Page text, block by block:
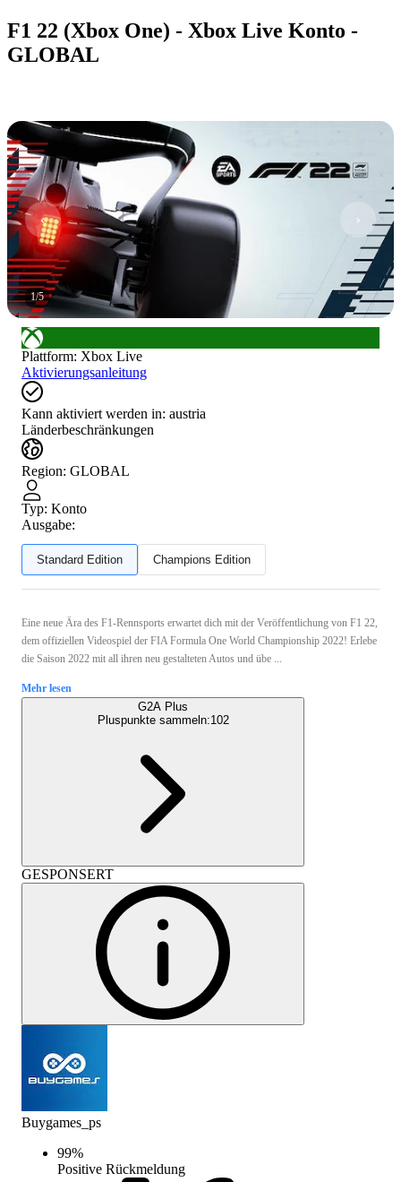
F1 22 (Xbox One) - Xbox Live Konto -
GLOBAL
1/5
Plattform: Xbox Live
Aktivierungsanleitung
Kann aktiviert werden in: austria
Länderbeschränkungen
Region: GLOBAL
Typ: Konto
Ausgabe:
Standard Edition Champions Edition
Eine neue Ära des F1-Rennsports erwartet dich mit der Veröffentlichung von F1 22,
dem offiziellen Videospiel der FIA Formula One World Championship 2022! Erlebe
die Saison 2022 mit all ihren neu gestalteten Autos und übe ...
Mehr lesen
G2A Plus
Pluspunkte sammeln:102
GESPONSERT
Buygames_ps
99%
Positive Rückmeldung